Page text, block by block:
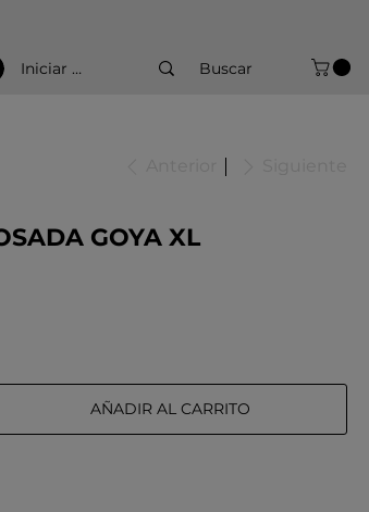
Iniciar sesión
GOYA XL
AÑADIR AL CARRITO